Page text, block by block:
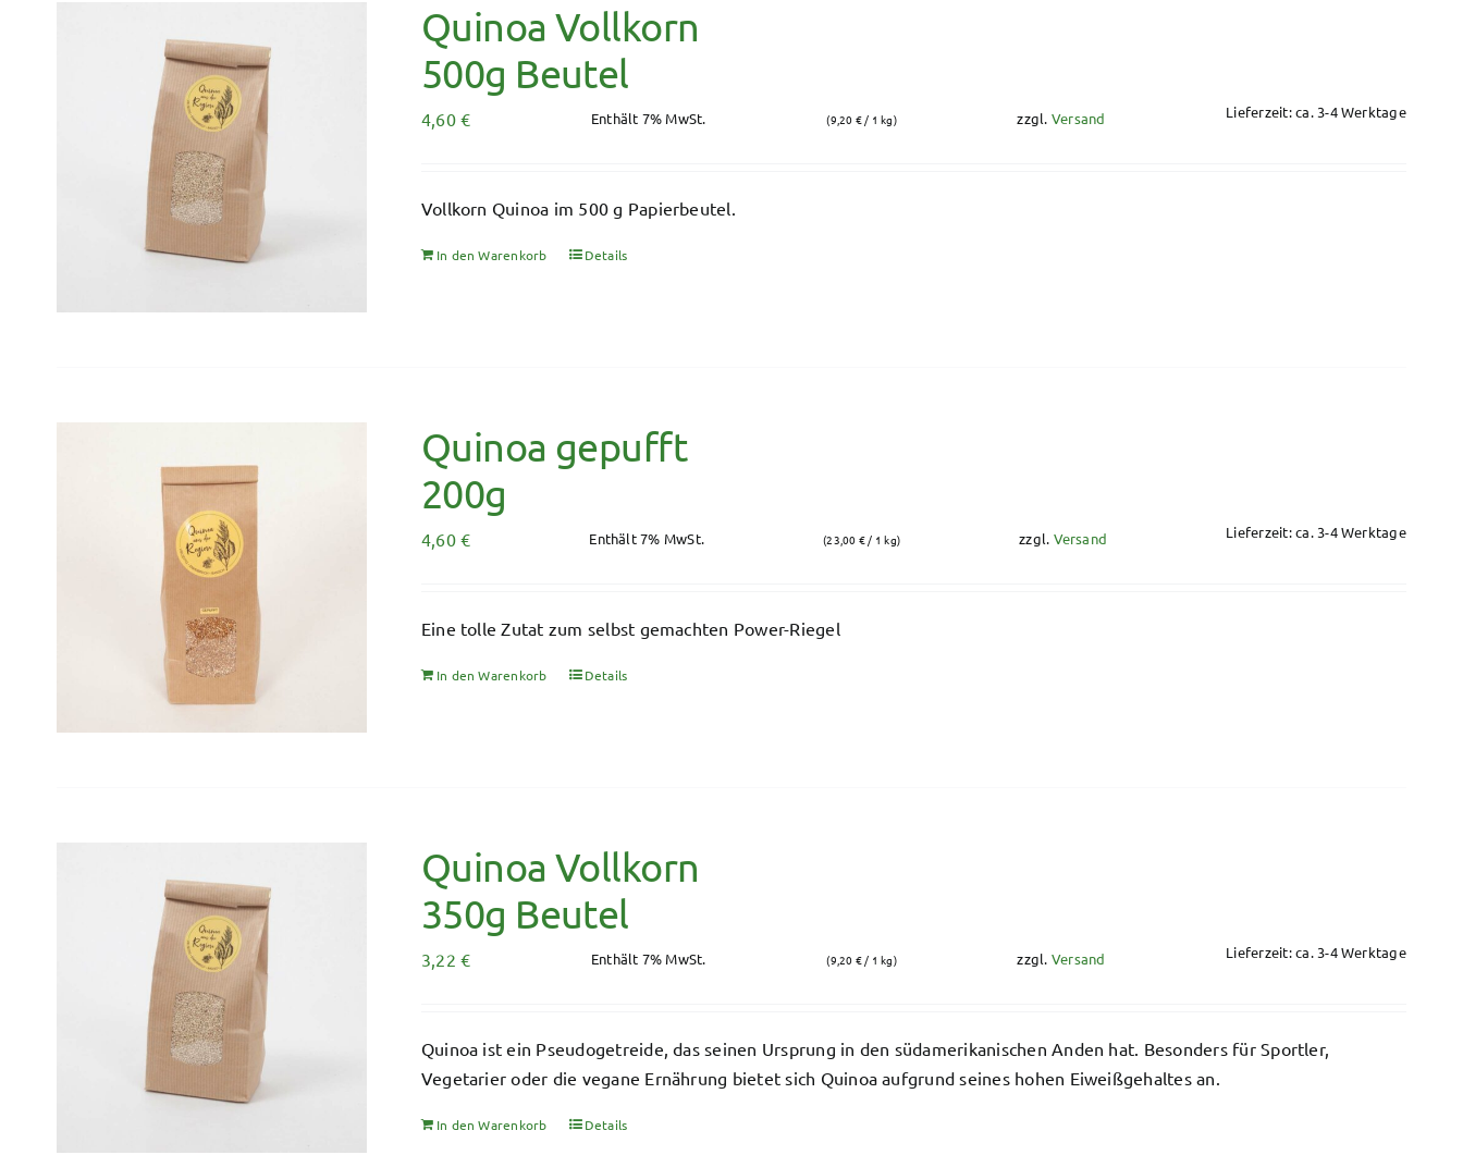
Quinoa Vollkorn
500g Beutel
4,60 € Enthält 7% MwSt. (9,20 €/ 1 kg) zzgl. Versand Lieferzeit: ca. 3-4 Werktage
Vollkorn Quinoa im 500 g Papierbeutel.
In den Warenkorb Details
Quinoa gepufft
200g
4,60 € Enthält 7% MwSt. (23,00 € / 1 kg) zzgl. Versand Lieferzeit: ca. 3-4 Werktage
Eine tolle Zutat zum selbst gemachten Power-Riegel
In den Warenkorb Details
Quinoa Vollkorn
350g Beutel
3,22 € Enthält 7% MwSt. (9,20 €/ 1 kg) zzgl. Versand Lieferzeit: ca. 3-4 Werktage
Quinoa ist ein Pseudogetreide, das seinen Ursprung in den südamerikanischen Anden hat. Besonders für Sportler,
Vegetarier oder die vegane Ernährung bietet sich Quinoa aufgrund seines hohen Eiweißgehaltes an.
In den Warenkorb Details